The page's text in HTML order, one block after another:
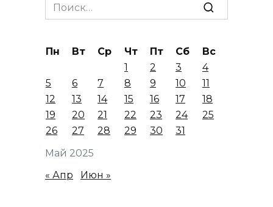
Search
for:
Май 2025
Пн Вт Ср Чт Пт Сб
Вс
1
2 3
4
5
6 7 8 9 10
11
12
13 14 15 16 17
18
19
20 21 22 23 24
25
26
27 28 29 30 31
« Апр Июн »